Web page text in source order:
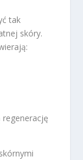
tak
skóry.
regenerację